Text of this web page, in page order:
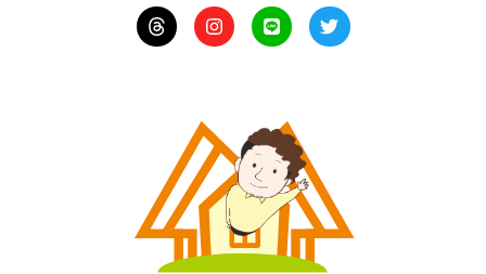
I
n
s
r
a
m
L
i
n
T
w
i